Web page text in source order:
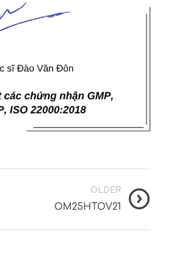
OLDER
OM25HTOV21